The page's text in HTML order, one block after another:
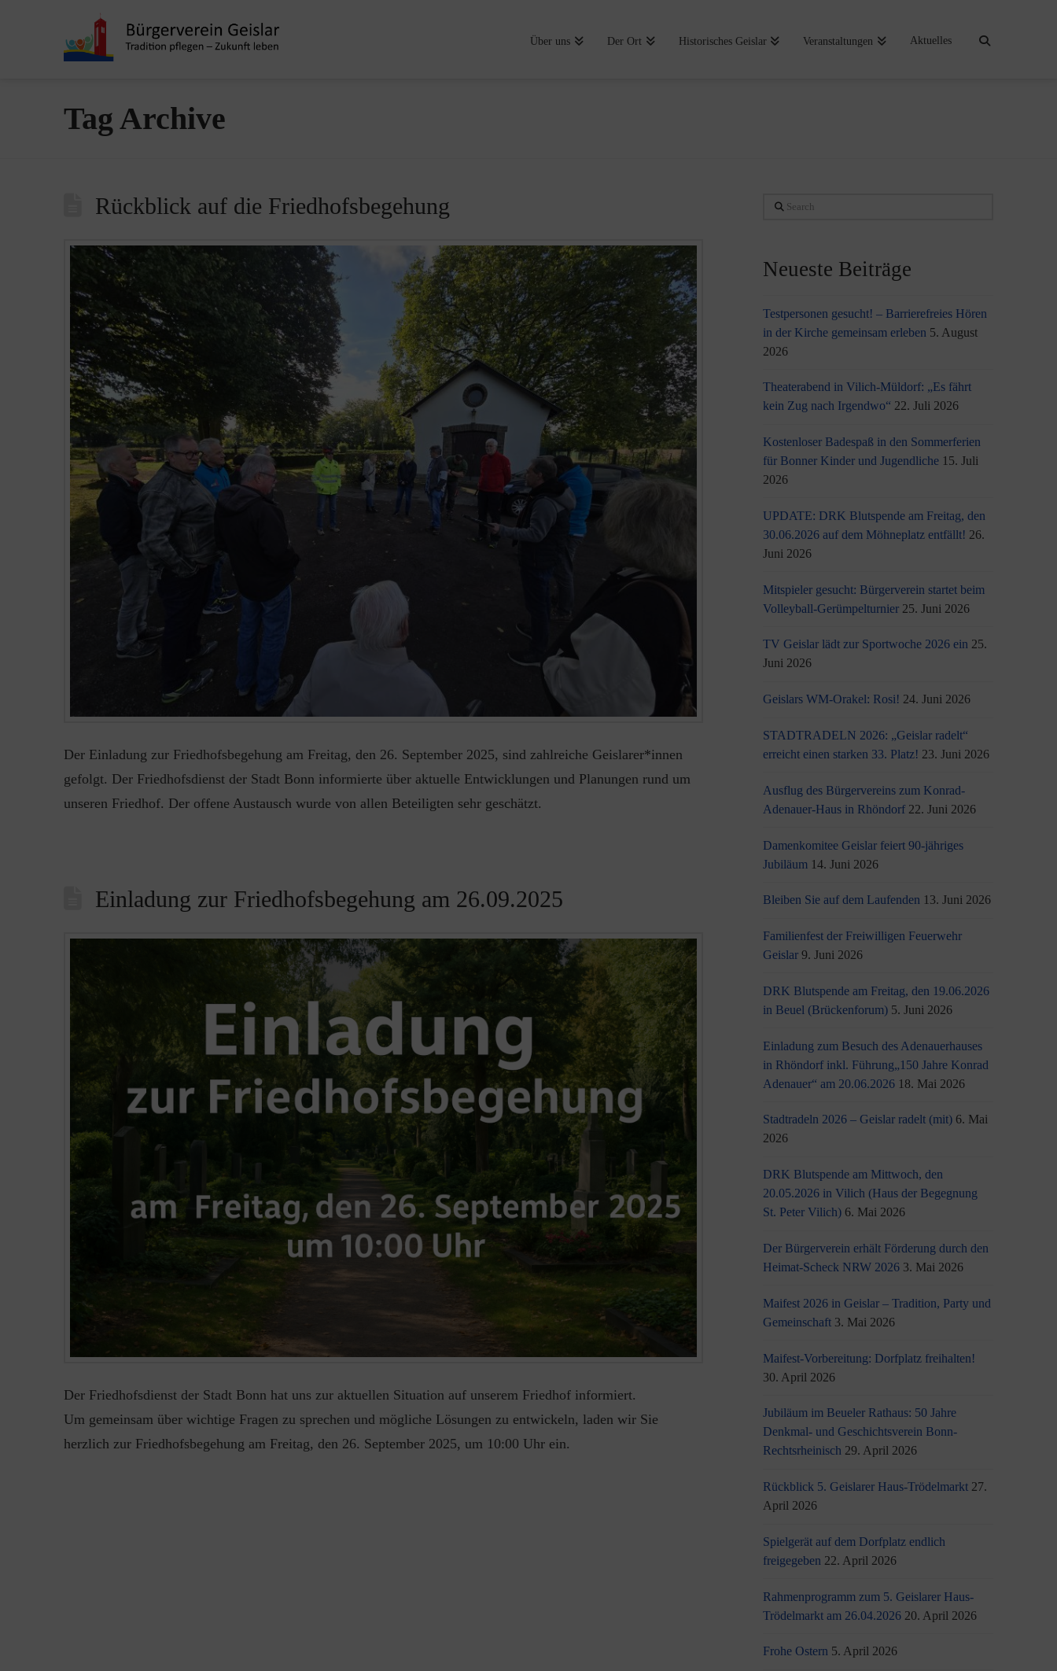
Über uns Der Ort Historisches Geislar Veranstaltungen Aktuelles
Tag Archive
Rückblick auf die Friedhofsbegehung
Der Einladung zur Friedhofsbegehung am Freitag, den 26. September 2025, sind zahlreiche Geislarer*innen
gefolgt. Der Friedhofsdienst der Stadt Bonn informierte über aktuelle Entwicklungen und Planungen rund um
unseren Friedhof. Der offene Austausch wurde von allen Beteiligten sehr geschätzt.
Einladung zur Friedhofsbegehung am 26.09.2025
Der Friedhofsdienst der Stadt Bonn hat uns zur aktuellen Situation auf unserem Friedhof informiert.
Um gemeinsam über wichtige Fragen zu sprechen und mögliche Lösungen zu entwickeln, laden wir Sie
herzlich zur Friedhofsbegehung am Freitag, den 26. September 2025, um 10:00 Uhr ein.
Search
Neueste Beiträge
Testpersonen gesucht! – Barrierefreies Hören
in der Kirche gemeinsam erleben 5. August
2026
Theaterabend in Vilich-Müldorf: „Es fährt
kein Zug nach Irgendwo“ 22. Juli 2026
Kostenloser Badespaß in den Sommerferien
für Bonner Kinder und Jugendliche 15. Juli
2026
UPDATE: DRK Blutspende am Freitag, den
30.06.2026 auf dem Möhneplatz entfällt! 26.
Juni 2026
Mitspieler gesucht: Bürgerverein startet beim
Volleyball-Gerümpelturnier 25. Juni 2026
TV Geislar lädt zur Sportwoche 2026 ein 25.
Juni 2026
Geislars WM-Orakel: Rosi! 24. Juni 2026
STADTRADELN 2026: „Geislar radelt“
erreicht einen starken 33. Platz! 23. Juni 2026
Ausflug des Bürgervereins zum Konrad-
Adenauer-Haus in Rhöndorf 22. Juni 2026
Damenkomitee Geislar feiert 90-jähriges
Jubiläum 14. Juni 2026
Bleiben Sie auf dem Laufenden 13. Juni 2026
Familienfest der Freiwilligen Feuerwehr
Geislar 9. Juni 2026
DRK Blutspende am Freitag, den 19.06.2026
in Beuel (Brückenforum) 5. Juni 2026
Einladung zum Besuch des Adenauerhauses
in Rhöndorf inkl. Führung„150 Jahre Konrad
Adenauer“ am 20.06.2026 18. Mai 2026
Stadtradeln 2026 – Geislar radelt (mit) 6. Mai
2026
DRK Blutspende am Mittwoch, den
20.05.2026 in Vilich (Haus der Begegnung
St. Peter Vilich) 6. Mai 2026
Der Bürgerverein erhält Förderung durch den
Heimat-Scheck NRW 2026 3. Mai 2026
Maifest 2026 in Geislar – Tradition, Party und
Gemeinschaft 3. Mai 2026
Maifest-Vorbereitung: Dorfplatz freihalten!
30. April 2026
Jubiläum im Beueler Rathaus: 50 Jahre
Denkmal- und Geschichtsverein Bonn-
Rechtsrheinisch 29. April 2026
Rückblick 5. Geislarer Haus-Trödelmarkt 27.
April 2026
Spielgerät auf dem Dorfplatz endlich
freigegeben 22. April 2026
Rahmenprogramm zum 5. Geislarer Haus-
Trödelmarkt am 26.04.2026 20. April 2026
Frohe Ostern 5. April 2026